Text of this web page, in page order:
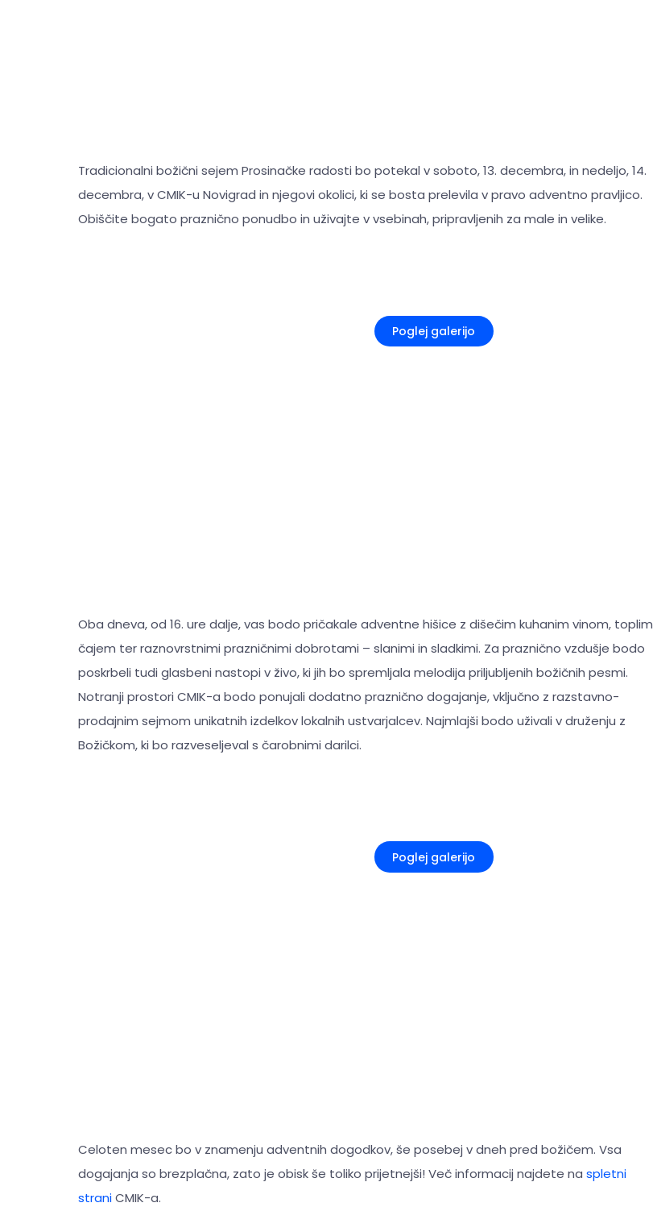
Tradicionalni božični sejem Prosinačke radosti bo potekal v soboto, 13. decembra, in nedeljo, 14.
decembra, v CMIK-u Novigrad in njegovi okolici, ki se bosta prelevila v pravo adventno pravljico.
Obiščite bogato praznično ponudbo in uživajte v vsebinah, pripravljenih za male in velike.
Poglej galerijo
Oba dneva, od 16. ure dalje, vas bodo pričakale adventne hišice z dišečim kuhanim vinom, toplim
čajem ter raznovrstnimi prazničnimi dobrotami – slanimi in sladkimi. Za praznično vzdušje bodo
poskrbeli tudi glasbeni nastopi v živo, ki jih bo spremljala melodija priljubljenih božičnih pesmi.
Notranji prostori CMIK-a bodo ponujali dodatno praznično dogajanje, vključno z razstavno-
prodajnim sejmom unikatnih izdelkov lokalnih ustvarjalcev. Najmlajši bodo uživali v druženju z
Božičkom, ki bo razveseljeval s čarobnimi darilci.
Poglej galerijo
Celoten mesec bo v znamenju adventnih dogodkov, še posebej v dneh pred božičem. Vsa
dogajanja so brezplačna, zato je obisk še toliko prijetnejši! Več informacij najdete na spletni
straniCMIK-a.